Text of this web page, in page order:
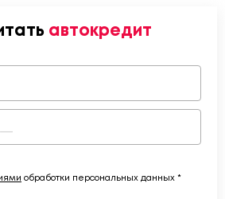
автокредит
обработки персональных данных *